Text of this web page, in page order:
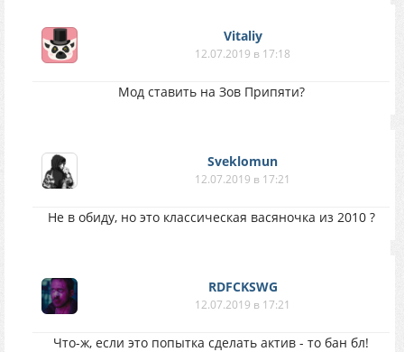
Vitaliy
12.07.2019 в 17:18
Мод ставить на Зов Припяти?
Sveklomun
12.07.2019 в 17:21
Не в обиду, но это классическая васяночка из 2010 ?
RDFCKSWG
12.07.2019 в 17:21
Что-ж, если это попытка сделать актив - то бан бл!